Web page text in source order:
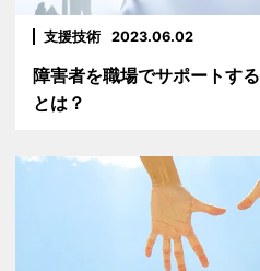
支援技術 2023.06.02
障害者を職場でサポートす
とは？